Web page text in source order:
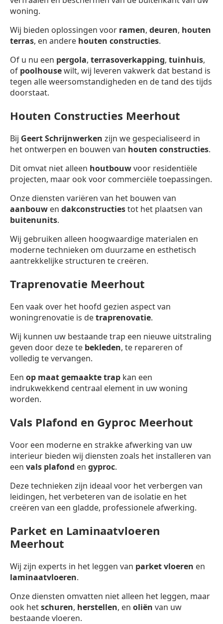
woning.
Wij bieden oplossingen voor ramen, deuren, houten
terras, en andere houten constructies.
Of u nu een pergola, terrasoverkapping, tuinhuis,
of poolhousewilt, wij leveren vakwerk dat bestand is
tegen alle weersomstandigheden en de tand des tijds
doorstaat.
Houten Constructies Meerhout
Bij Geert Schrijnwerken zijn we gespecialiseerd in
het ontwerpen en bouwen van houten constructies.
Dit omvat niet alleen houtbouwvoor residentiële
projecten, maar ook voor commerciële toepassingen.
Onze diensten variëren van het bouwen van
aanbouw en dakconstructiestot het plaatsen van
buitenunits.
Wij gebruiken alleen hoogwaardige materialen en
moderne technieken om duurzame en esthetisch
aantrekkelijke structuren te creëren.
Traprenovatie Meerhout
Een vaak over het hoofd gezien aspect van
woningrenovatie is detraprenovatie.
Wij kunnen uw bestaande trap een nieuwe uitstraling
geven door deze te bekleden, te repareren of
volledig te vervangen.
Een op maat gemaakte trap kan een
indrukwekkend centraal element in uw woning
worden.
Vals Plafond en Gyproc Meerhout
Voor een moderne en strakke afwerking van uw
interieur bieden wij diensten zoals het installeren van
een vals plafond en gyproc.
Deze technieken zijn ideaal voor het verbergen van
leidingen, het verbeteren van de isolatie en het
creëren van een gladde, professionele afwerking.
Parket en Laminaatvloeren
Meerhout
Wij zijn experts in het leggen van parket vloeren en
laminaatvloeren.
Onze diensten omvatten niet alleen het leggen, maar
ook hetschuren, herstellen, en oliën van uw
bestaande vloeren.